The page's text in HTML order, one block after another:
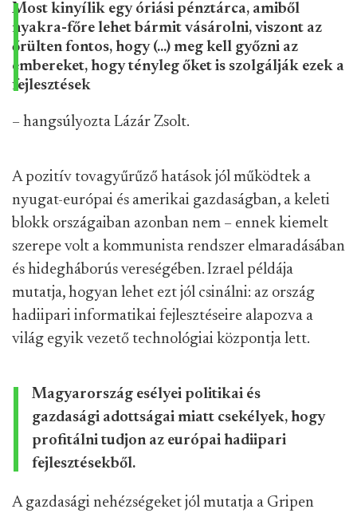
Most kinyílik egy óriási pénztárca, amiből
nyakra-főre lehet bármit vásárolni, viszont az
őrülten fontos, hogy (...) meg kell győzni az
embereket, hogy tényleg őket is szolgálják ezek a
fejlesztések
– hangsúlyozta Lázár Zsolt.
A pozitív tovagyűrűző hatások jól működtek a
nyugat-európai és amerikai gazdaságban, a keleti
blokk országaiban azonban nem – ennek kiemelt
szerepe volt a kommunista rendszer elmaradásában
és hidegháborús vereségében. Izrael példája
mutatja, hogyan lehet ezt jól csinálni: az ország
hadiipari informatikai fejlesztéseire alapozva a
világ egyik vezető technológiai központja lett.
Magyarország esélyei politikai és
gazdasági adottságai miatt csekélyek, hogy
profitálni tudjon az európai hadiipari
fejlesztésekből.
A gazdasági nehézségeket jól mutatja a Gripen